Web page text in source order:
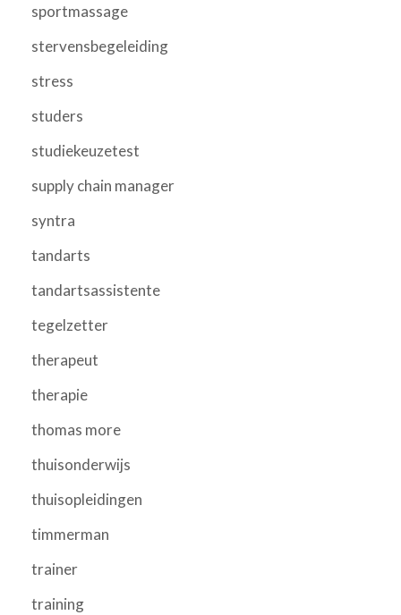
sportmassage
stervensbegeleiding
stress
studers
studiekeuzetest
supply chain manager
syntra
tandarts
tandartsassistente
tegelzetter
therapeut
therapie
thomas more
thuisonderwijs
thuisopleidingen
timmerman
trainer
training